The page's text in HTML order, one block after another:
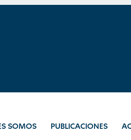
SOMOS PUBLICACIONES